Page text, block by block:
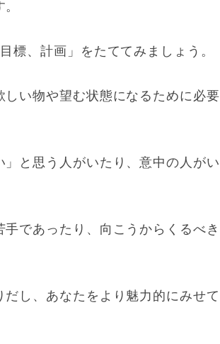
標、計画」をたててみましょう。
い物や望む状態になるために必要
と思う人がいたり、意中の人がい
であったり、向こうからくるべき
だし、あなたをより魅力的にみせて